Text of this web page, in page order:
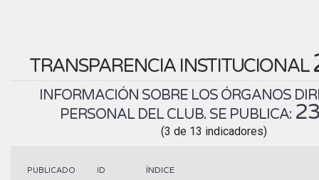
TRANSPARENCIA INSTITUCIONAL
INFORMACIÓN SOBRE LOS ÓRGANOS
PERSONAL DEL CLUB. SE PUBLICA:
(3 de 13 indicadores)
PUBLICADO ID ÍNDICE